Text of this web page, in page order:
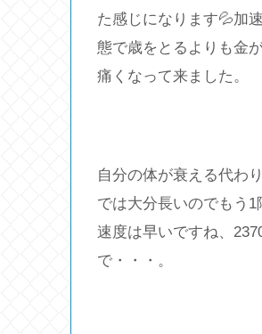
た感じになります💦加
態で歳をとるよりも金
痛くなって来ました。
自分の体が衰える代わ
では大分長いのでもう
速度は早いですね、
で・・・。